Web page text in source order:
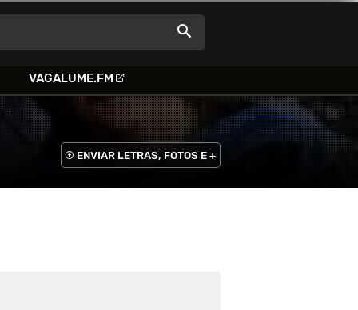
VAGALUME.FM
ENVIAR LETRAS, FOTOS E +